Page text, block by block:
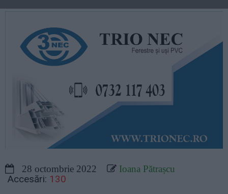
28 octombrie 2022 Ioana Pătrașcu
Accesări: 130